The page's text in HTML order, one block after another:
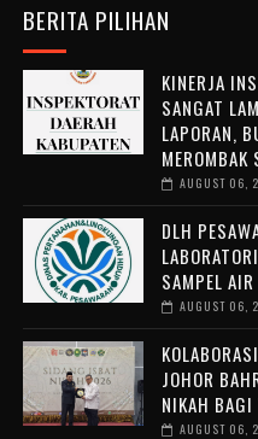
BERITA PILIHAN
KINERJA
SANGAT
LAPORAN,
AUGUST 06,
DLH
SAMPEL
AUGUST 06,
JOHOR
NIKAH BAGI
AUGUST 06,